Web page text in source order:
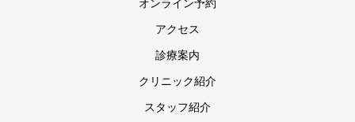
オンライン予約
アクセス
診療案内
クリニック紹介
スタッフ紹介